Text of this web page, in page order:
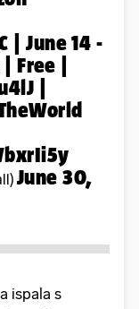
| June 14 -
Free |
June 30,
ispala s